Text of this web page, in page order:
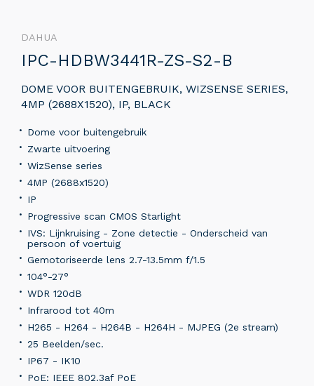
DAHUA
IPC-HDBW3441R-ZS-S2-B
DOME VOOR BUITENGEBRUIK, WIZSENSE SERIES,
4MP (2688X1520), IP, BLACK
Dome voor buitengebruik
Zwarte uitvoering
WizSense series
4MP (2688x1520)
IP
Progressive scan CMOS Starlight
IVS: Lijnkruising - Zone detectie - Onderscheid van
persoon of voertuig
Gemotoriseerde lens 2.7-13.5mm f/1.5
104°-27°
WDR 120dB
Infrarood tot 40m
H265 - H264 - H264B - H264H - MJPEG (2e stream)
25 Beelden/sec.
IP67 - IK10
PoE: IEEE 802.3af PoE